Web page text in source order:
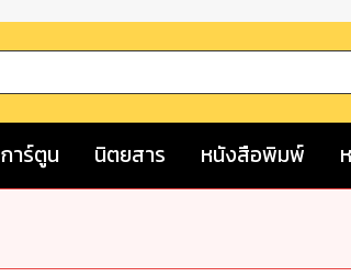
การ์ตูน นิตยสาร หนังสือพิมพ์